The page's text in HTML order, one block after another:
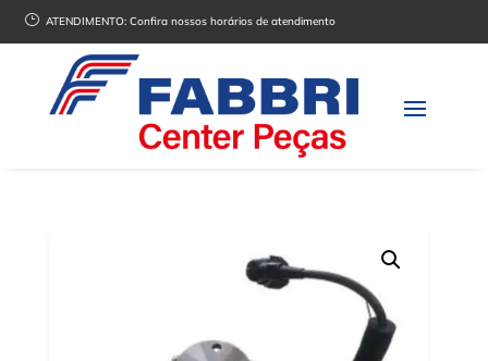
} ATENDIMENTO:Confira nossos horários de atendimento